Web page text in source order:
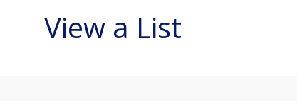
View a List